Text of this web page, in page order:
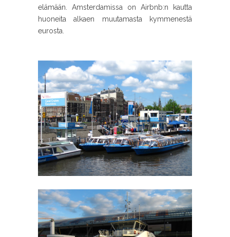
elämään. Amsterdamissa on Airbnb:n kautta
huoneita alkaen muutamasta kymmenestä
eurosta.